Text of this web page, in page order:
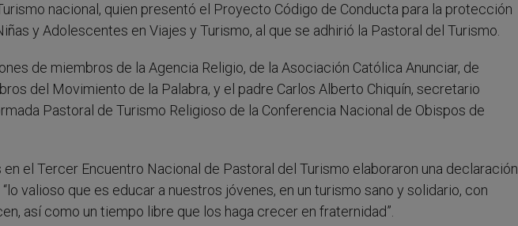
nacional, quien presentó el Proyecto Código de Conducta para la protección
y Adolescentes en Viajes y Turismo, al que se adhirió la Pastoral del Turismo.
de miembros de la Agencia Religio, de la Asociación Católica Anunciar, de
del Movimiento de la Palabra, y el padre Carlos Alberto Chiquín, secretario
Pastoral de Turismo Religioso de la Conferencia Nacional de Obispos de
el Tercer Encuentro Nacional de Pastoral del Turismo elaboraron una declaración
valioso que es educar a nuestros jóvenes, en un turismo sano y solidario, con
así como un tiempo libre que los haga crecer en fraternidad”.